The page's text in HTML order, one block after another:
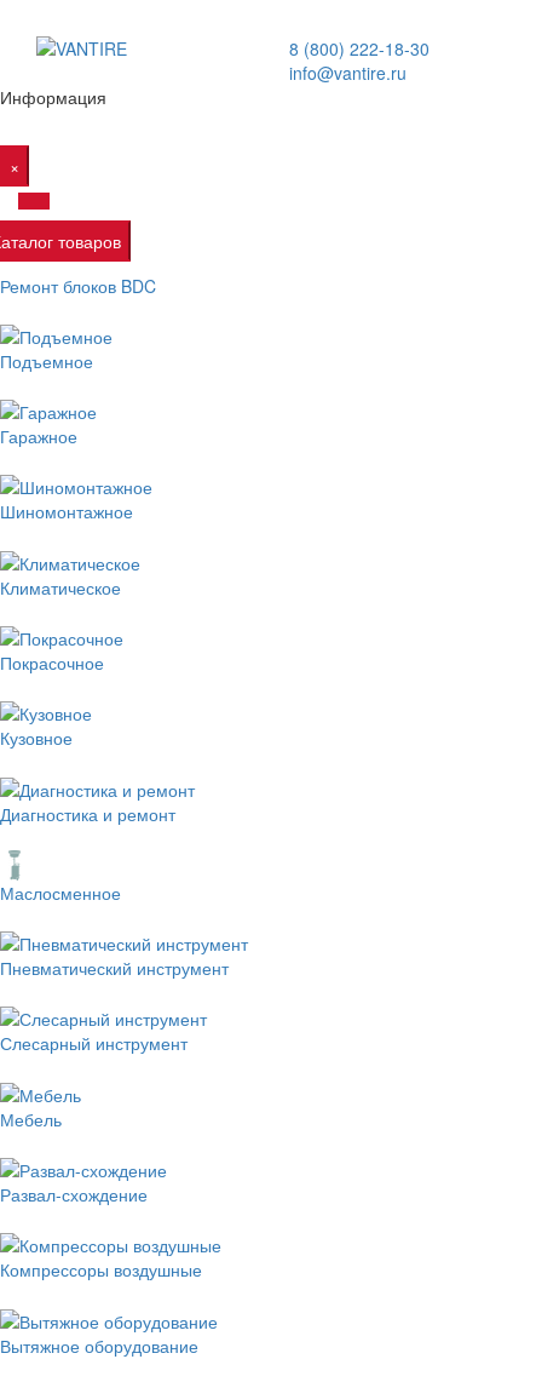
8 (800) 222-18-30
info@vantire.ru
Информация
×
товаров
Ремонт блоков BDC
Подъемное
Гаражное
Шиномонтажное
Климатическое
Покрасочное
Кузовное
Диагностика и ремонт
Маслосменное
Пневматический инструмент
Слесарный инструмент
Мебель
Развал-схождение
Компрессоры воздушные
Вытяжное оборудование